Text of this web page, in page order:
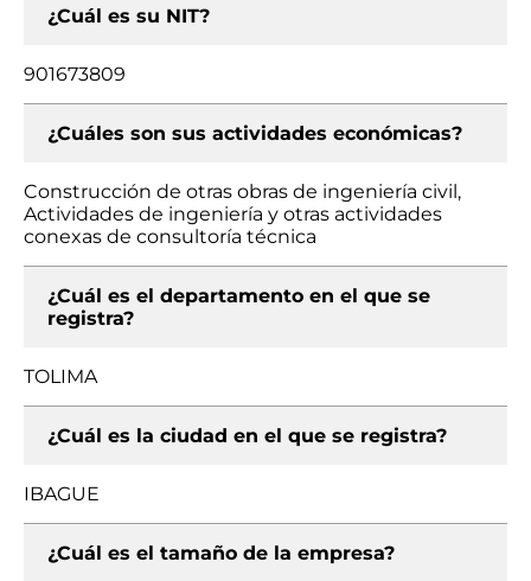
¿Cuál es su NIT?
901673809
¿Cuáles son sus actividades económicas?
Construcción de otras obras de ingeniería civil,
Actividades de ingeniería y otras actividades
conexas de consultoría técnica
¿Cuál es el departamento en el que se
registra?
TOLIMA
¿Cuál es la ciudad en el que se registra?
IBAGUE
¿Cuál es el tamaño de la empresa?